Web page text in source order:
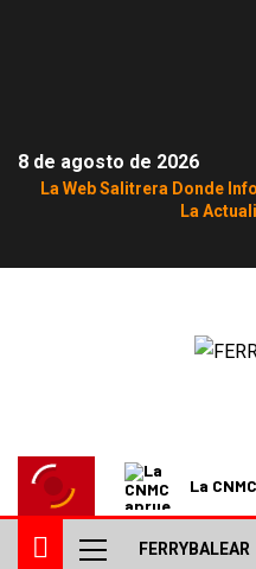
8 de agosto de 2026
La Web Salitrera Donde
La
La
FERRYBALEAR